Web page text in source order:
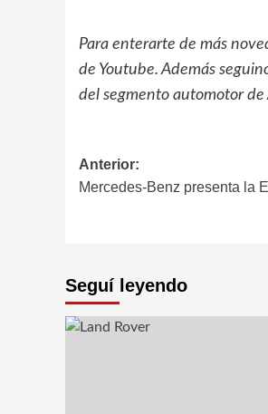
Para enterarte de más
de Youtube. Además
del segmento automotor
Navegación
de
Anterior:
Mercedes-Benz presenta la
Seguí leyendo